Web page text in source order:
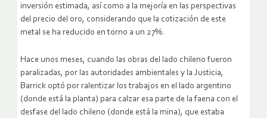
inversión estimada, así como a la mejoría en las perspectivas
del precio del oro, considerando que la cotización de este
metal se ha reducido en torno a un 27%.
Hace unos meses, cuando las obras del lado chileno fueron
paralizadas, por las autoridades ambientales y la Justicia,
Barrick optó por ralentizar los trabajos en el lado argentino
(donde está la planta) para calzar esa parte de la faena con el
desfase del lado chileno (donde está la mina), que estaba